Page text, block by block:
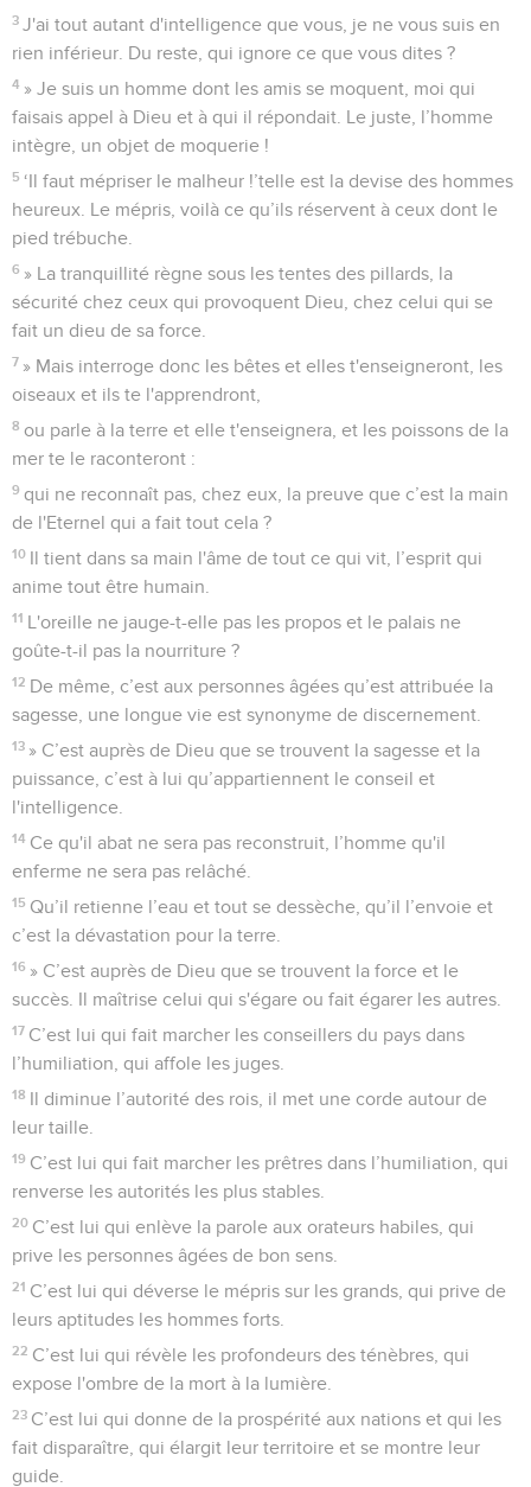
3 J'ai tout autant d'intelligence que vous, je ne vous suis en
rien inférieur. Du reste, qui ignore ce que vous dites ?
4 » Je suis un homme dont les amis se moquent, moi qui
faisais appel à Dieu et à qui il répondait. Le juste, l’homme
intègre, un objet de moquerie !
5 ‘Il faut mépriser le malheur !’telle est la devise des hommes
heureux. Le mépris, voilà ce qu’ils réservent à ceux dont le
pied trébuche.
6 » La tranquillité règne sous les tentes des pillards, la
sécurité chez ceux qui provoquent Dieu, chez celui qui se
fait un dieu de sa force.
7 » Mais interroge donc les bêtes et elles t'enseigneront, les
oiseaux et ils te l'apprendront,
8 ou parle à la terre et elle t'enseignera, et les poissons de la
mer te le raconteront :
9 qui ne reconnaît pas, chez eux, la preuve que c’est la main
de l'Eternel qui a fait tout cela ?
10 Il tient dans sa main l'âme de tout ce qui vit, l’esprit qui
anime tout être humain.
11 L'oreille ne jauge-t-elle pas les propos et le palais ne
goûte-t-il pas la nourriture ?
12 De même, c’est aux personnes âgées qu’est attribuée la
sagesse, une longue vie est synonyme de discernement.
13 » C’est auprès de Dieu que se trouvent la sagesse et la
puissance, c’est à lui qu’appartiennent le conseil et
l'intelligence.
14 Ce qu'il abat ne sera pas reconstruit, l’homme qu'il
enferme ne sera pas relâché.
15 Qu’il retienne l’eau et tout se dessèche, qu’il l’envoie et
c’est la dévastation pour la terre.
16 » C’est auprès de Dieu que se trouvent la force et le
succès. Il maîtrise celui qui s'égare ou fait égarer les autres.
17 C’est lui qui fait marcher les conseillers du pays dans
l’humiliation, qui affole les juges.
18 Il diminue l’autorité des rois, il met une corde autour de
leur taille.
19 C’est lui qui fait marcher les prêtres dans l’humiliation, qui
renverse les autorités les plus stables.
20 C’est lui qui enlève la parole aux orateurs habiles, qui
prive les personnes âgées de bon sens.
21 C’est lui qui déverse le mépris sur les grands, qui prive de
leurs aptitudes les hommes forts.
22 C’est lui qui révèle les profondeurs des ténèbres, qui
expose l'ombre de la mort à la lumière.
23 C’est lui qui donne de la prospérité aux nations et qui les
fait disparaître, qui élargit leur territoire et se montre leur
guide.